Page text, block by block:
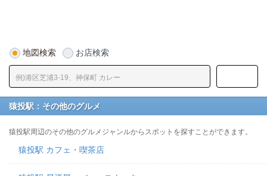
地図検索 お店検索
猿投駅：その他のグルメ
猿投駅周辺のその他のグルメジャンルからスポットを探すことができます。
猿投駅 カフェ・喫茶店